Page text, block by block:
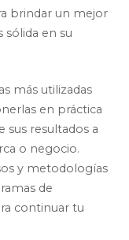
brindar un mejor
sólida en su
más utilizadas
en práctica
resultados a
o negocio.
y metodologías
de
continuar tu